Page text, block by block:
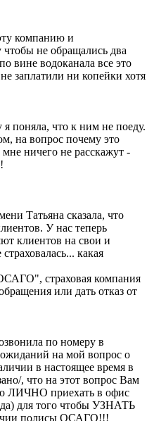
компанию и
не обращались два
вине водоканала все это
заплатили ни копейки хотя
поняла, что к ним не поеду.
на вопрос почему это
ничего не расскажут -
Татьяна сказала, что
У нас теперь
клиентов на свои и
какая
страховая компания
или дать отказ от
по номеру в
на мой вопрос о
в настоящее время в
, что на этот вопрос Вам
ЛИЧНО приехать в офис
для того чтобы УЗНАТЬ
полисы ОСАГО!!!